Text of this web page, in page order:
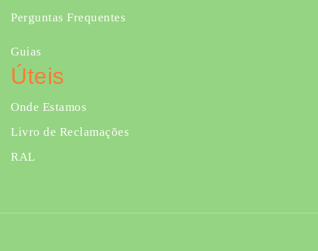
Perguntas Frequentes
Guias
Úteis
Onde Estamos
Livro de Reclamações
RAL